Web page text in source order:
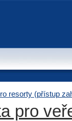
resorty (přístup
pro